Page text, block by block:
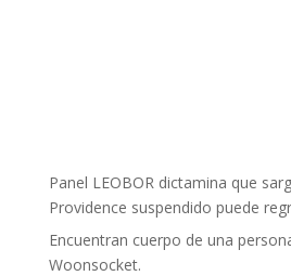
Panel LEOBOR dictamina que
Providence suspendido puede
Encuentran cuerpo de una
Woonsocket.